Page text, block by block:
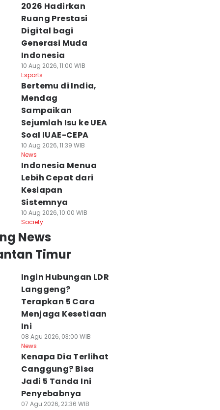
2026 Hadirkan
Ruang Prestasi
Digital bagi
Generasi Muda
Indonesia
10 Aug 2026, 11:00 WIB
Esports
Bertemu di India,
Mendag
Sampaikan
Sejumlah Isu ke UEA
Soal IUAE-CEPA
10 Aug 2026, 11:39 WIB
News
Indonesia Menua
Lebih Cepat dari
Kesiapan
Sistemnya
10 Aug 2026, 10:00 WIB
Society
News
Timur
Ingin Hubungan LDR
Langgeng?
Terapkan 5 Cara
Menjaga Kesetiaan
Ini
08 Agu 2026, 03:00 WIB
News
Kenapa Dia Terlihat
Canggung? Bisa
Jadi 5 Tanda Ini
Penyebabnya
07 Agu 2026, 22:36 WIB